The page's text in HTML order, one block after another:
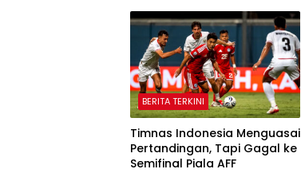
BERITA TERKINI
Timnas Indonesia Menguasai
Pertandingan, Tapi Gagal ke
Semifinal Piala AFF